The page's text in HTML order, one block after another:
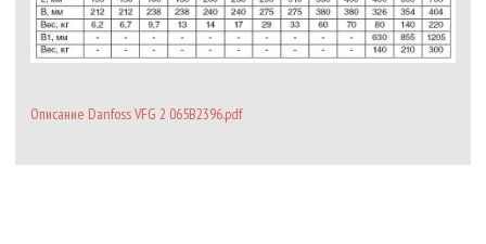
Описание Danfoss VFG 2 065B2396.pdf